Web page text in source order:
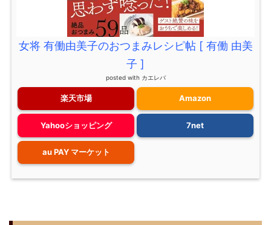
女将 有働由美子のおつまみレシピ帖 [ 有働 由美
子 ]
posted with カエレバ
楽天市場 Amazon
Yahooショッピング 7net
au PAY マーケット